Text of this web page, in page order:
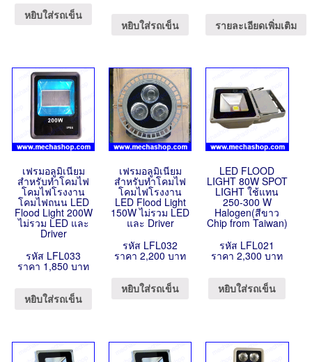
หยิบใส่รถเข็น
หยิบใส่รถเข็น รายละเอียดเพิ่มเติม
เฟรมอลูมิเนียม
สำหรับทำโคมไฟ
โคมไฟโรงงาน
โคมไฟถนน LED
Flood Light 200W
ไม่รวม LED และ
Driver
รหัส LFL033
ราคา 1,850 บาท
หยิบใส่รถเข็น
เฟรมอลูมิเนียม
สำหรับทำโคมไฟ
โคมไฟโรงงาน
LED Flood Light
150W ไม่รวม LED
และ Driver
รหัส LFL032
ราคา 2,200 บาท
หยิบใส่รถเข็น
LED FLOOD
LIGHT 80W SPOT
LIGHT ใช้แทน
250-300 W
Halogen(สีขาว
Chip from Taiwan)
รหัส LFL021
ราคา 2,300 บาท
หยิบใส่รถเข็น